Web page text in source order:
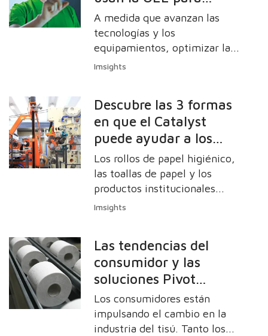
transferencia, un tercero para
el laminado y uno cuarto para
el sellado.
mejorar la producción
y la rentabilidad
A medida que avanzan las
tecnologías y los
equipamientos, optimizar la
producción es un objetivo
medición del éxito en
relación con este objetivo
requiere un enfoque
delineado y la Eficiencia
General de Equipamientos
(OEE) se ha convertido en
uno de los indicadores clave
del rendimiento (KPI).
Imsights
Descubre las 3 formas
en que el Catalyst
puede ayudar a los
convertidores de Tisú a
trabajar más
inteligentemente
Los rollos de papel higiénico,
las toallas de papel y los
productos institucionales
gofrados son populares en
avanzadas que ofrece el
proceso de gofragem captan
la atención de los clientes y
ofrecen a los fabricantes de
tisú la oportunidad de
diferenciar sus productos en
Imsights
Las tendencias del
consumidor y las
soluciones Pivot
impulsan cambios en
el mercado de tissue
Los consumidores están
impulsando el cambio en la
industria del tisú. Tanto los